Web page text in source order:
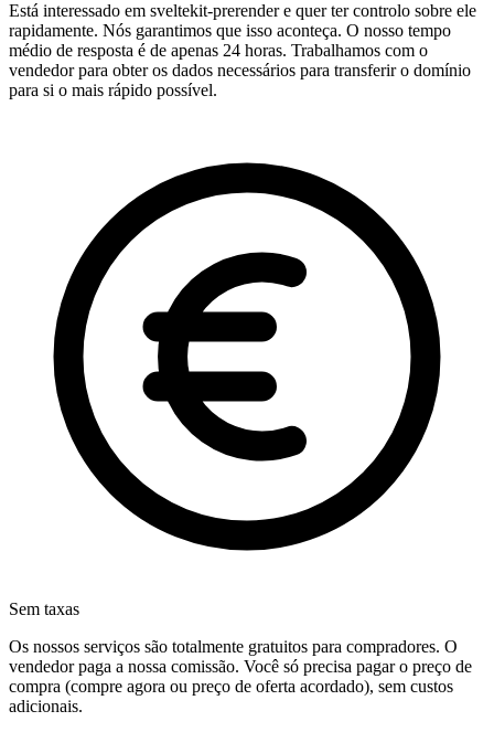
Está interessado em sveltekit-prerender e quer ter controlo sobre ele
rapidamente. Nós garantimos que isso aconteça. O nosso tempo
médio de resposta é de apenas 24 horas. Trabalhamos com o
vendedor para obter os dados necessários para transferir o domínio
para si o mais rápido possível.
Sem taxas
Os nossos serviços são totalmente gratuitos para compradores. O
vendedor paga a nossa comissão. Você só precisa pagar o preço de
compra (compre agora ou preço de oferta acordado), sem custos
adicionais.